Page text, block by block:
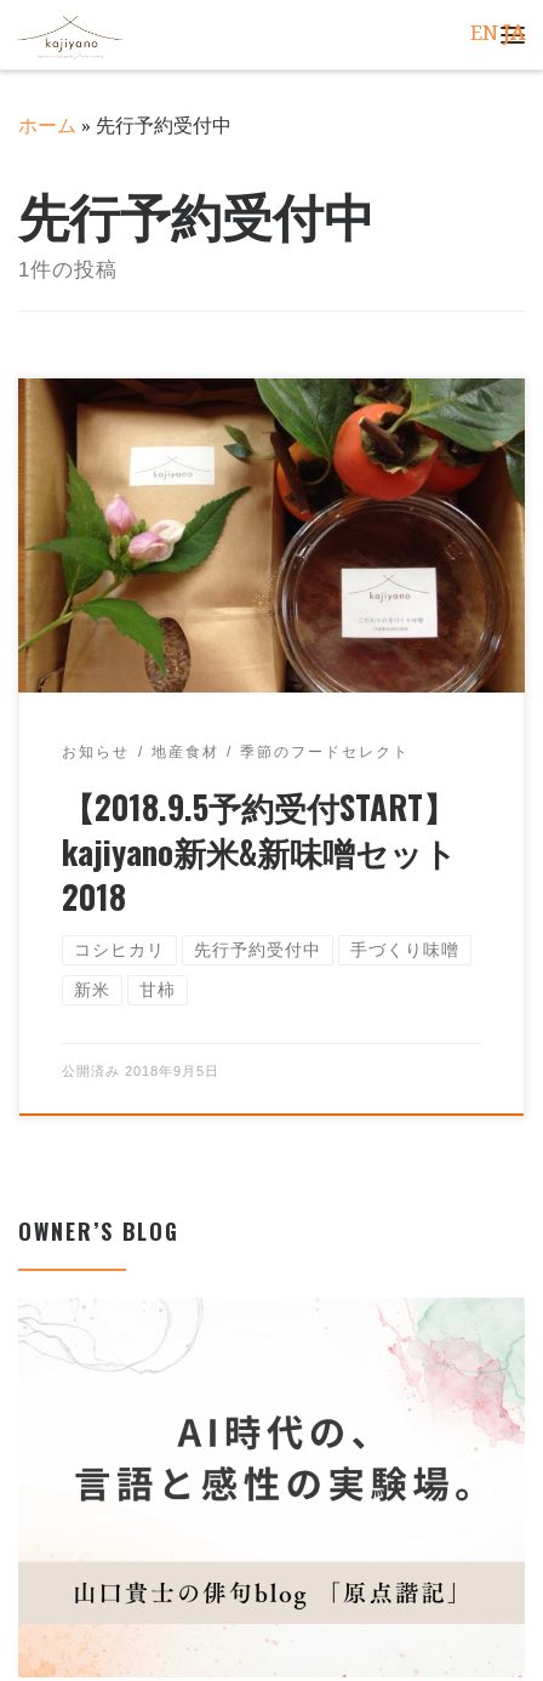
コンテンツへスキップ
ホーム » 先行予約受付中
先行予約受付中
1件の投稿
いよいよ収穫のシーズンが近づいてきました。
kajiyanoでは今年、自家栽培コシヒカリの新米と新み
そをセットにして販売します。 本日より、予 […]
お知らせ 地産食材 季節のフードセレクト
【2018.9.5予約受付START】
kajiyano新米&新味噌セット
2018
コシヒカリ 先行予約受付中 手づくり味噌
新米 甘柿
公開済み 2018年9月5日
OWNER’S BLOG
EN JA